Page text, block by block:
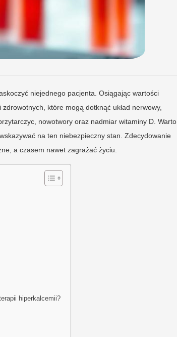
niejednego pacjenta. Osiągając wartości
które mogą dotknąć układ nerwowy,
nowotwory oraz nadmiar witaminy D. Warto
na ten niebezpieczny stan. Zdecydowanie
a czasem nawet zagrażać życiu.
hiperkalcemii?